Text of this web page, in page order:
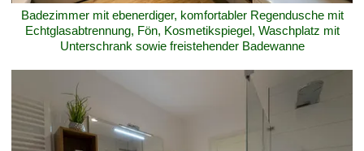
Badezimmer mit ebenerdiger, komfortabler Regendusche mit
Echtglasabtrennung, Fön, Kosmetikspiegel, Waschplatz mit
Unterschrank sowie freistehender Badewanne